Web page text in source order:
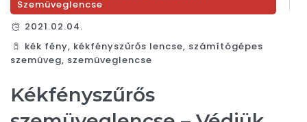
Szemüveglencse
2021.02.04.
kék fény, kékfényszűrős lencse, számítógépes
szemüveg, szemüveglencse
Kékfényszűrős